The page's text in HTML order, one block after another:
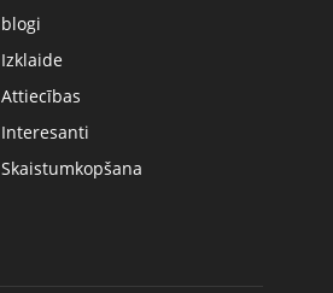
blogi
Izklaide
Attiecības
Interesanti
Skaistumkopšana